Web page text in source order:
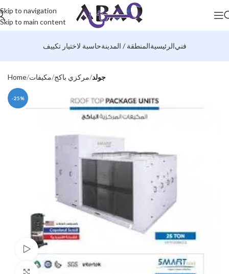
Skip to navigation
Skip to main content
حاسبة لاختيار تكييفالمنطقة / المدينةالرئيسيةفني
Home مكيفات مركزي باكج جولد
-25%
Watch video